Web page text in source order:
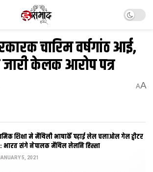
चारिम वर्षगांठ आई,
केलक आरोप पत्र
AA
शि‍क्षा मे मैथि‍ली भाषाकेँ पढ़ाई लेल चलाओल गेल ट्वीटर
: भारत संगे नेपालक मैथिल लेलनि हिस्सा
5, 2021